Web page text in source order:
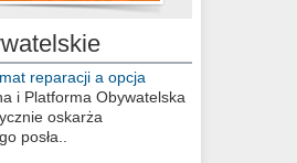
reparacji a opcja
i Platforma Obywatelska
oskarża
posła..